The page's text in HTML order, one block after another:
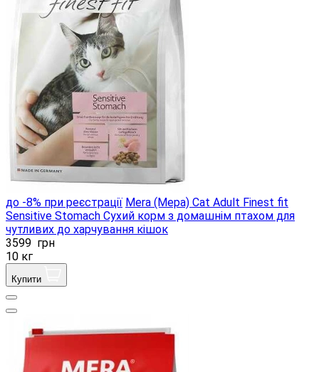
до -8% при реєстрації Mera (Мера) Cat Adult Finest fit
Sensitive Stomach Сухий корм з домашнім птахом для
чутливих до харчування кішок
3599 грн
10 кг
Купити